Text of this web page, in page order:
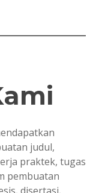
judul,
praktek, tugas
pembuatan